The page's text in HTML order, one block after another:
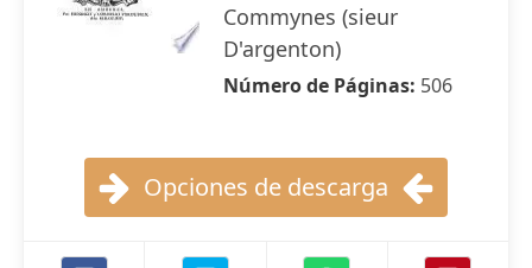
Commynes (sieur
D'argenton)
Número de Páginas: 506
Opciones de descarga